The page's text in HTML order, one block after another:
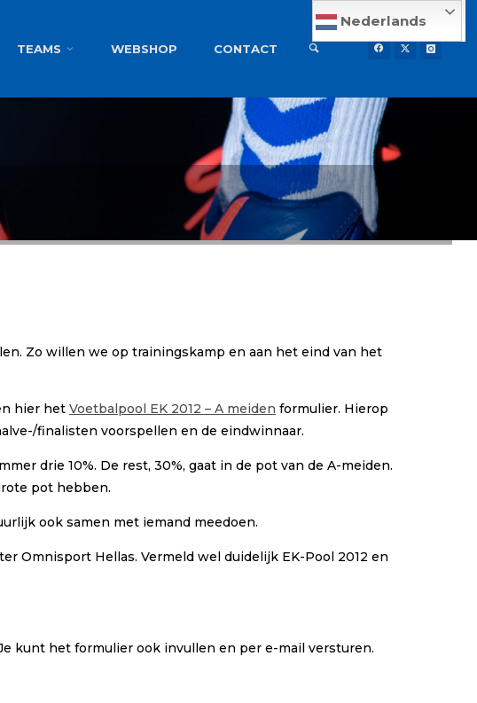
TEAMS WEBSHOP CONTACT
Nederlands
Zo willen we op trainingskamp en aan het eind van het
hier het Voetbalpool EK 2012 – A meiden formulier. Hierop
finalisten voorspellen en de eindwinnaar.
drie 10%. De rest, 30%, gaat in de pot van de A-meiden.
pot hebben.
ook samen met iemand meedoen.
Omnisport Hellas. Vermeld wel duidelijk EK-Pool 2012 en
kunt het formulier ook invullen en per e-mail versturen.